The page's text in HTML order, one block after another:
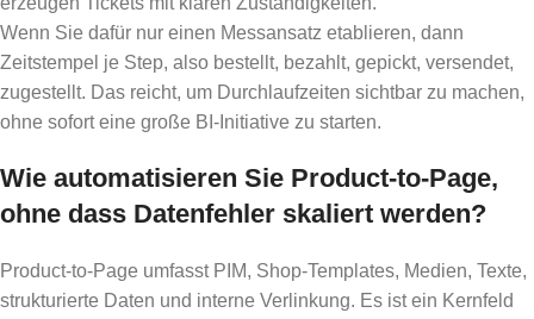
Wenn Sie dafür nur einen Messansatz etablieren, dann
Zeitstempel je Step, also bestellt, bezahlt, gepickt, versendet,
zugestellt. Das reicht, um Durchlaufzeiten sichtbar zu machen,
ohne sofort eine große BI-Initiative zu starten.
Wie automatisieren Sie Product-to-Page,
ohne dass Datenfehler skaliert werden?
Product-to-Page umfasst PIM, Shop-Templates, Medien, Texte,
strukturierte Daten und interne Verlinkung. Es ist ein Kernfeld